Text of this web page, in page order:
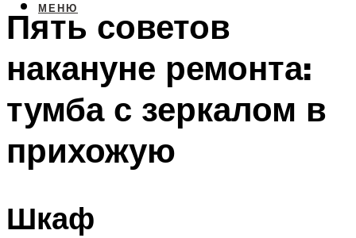
МЕНЮ
Пять советов
накануне ремонта:
тумба с зеркалом в
прихожую
Шкаф